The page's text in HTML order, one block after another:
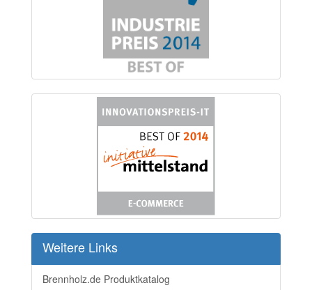
Weitere Links
Brennholz.de Produktkatalog